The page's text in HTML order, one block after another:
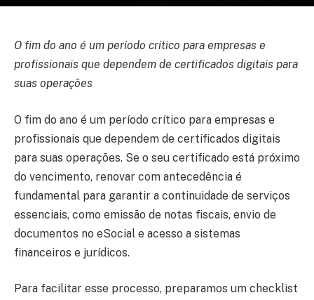
O fim do ano é um período crítico para empresas e
profissionais que dependem de certificados digitais para
suas operações
O fim do ano é um período crítico para empresas e
profissionais que dependem de certificados digitais
para suas operações. Se o seu certificado está próximo
do vencimento, renovar com antecedência é
fundamental para garantir a continuidade de serviços
essenciais, como emissão de notas fiscais, envio de
documentos no eSocial e acesso a sistemas
financeiros e jurídicos.
Para facilitar esse processo, preparamos um checklist